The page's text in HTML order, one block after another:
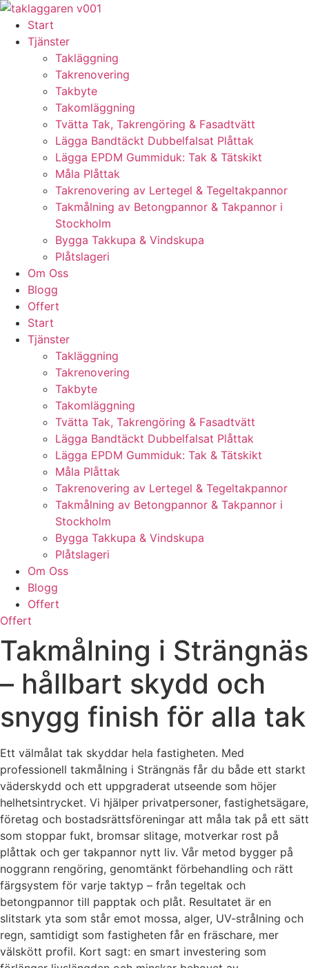
Skip
content
Start
Tjänster
Takläggning
Takrenovering
Takbyte
Takomläggning
Tvätta Tak, Takrengöring & Fasadtvätt
Lägga Bandtäckt Dubbelfalsat Plåttak
Lägga EPDM Gummiduk: Tak & Tätskikt
Måla Plåttak
Takrenovering av Lertegel & Tegeltakpannor
Takmålning av Betongpannor & Takpannor i
Stockholm
Bygga Takkupa & Vindskupa
Plåtslageri
Om Oss
Blogg
Offert
Start
Tjänster
Takläggning
Takrenovering
Takbyte
Takomläggning
Tvätta Tak, Takrengöring & Fasadtvätt
Lägga Bandtäckt Dubbelfalsat Plåttak
Lägga EPDM Gummiduk: Tak & Tätskikt
Måla Plåttak
Takrenovering av Lertegel & Tegeltakpannor
Takmålning av Betongpannor & Takpannor i
Stockholm
Bygga Takkupa & Vindskupa
Plåtslageri
Om Oss
Blogg
Offert
Offert
Takmålning i Strängnäs
– hållbart skydd och
snygg finish för alla tak
Ett välmålat tak skyddar hela fastigheten. Med
professionell takmålning i Strängnäs får du både ett starkt
väderskydd och ett uppgraderat utseende som höjer
helhetsintrycket. Vi hjälper privatpersoner, fastighetsägare,
företag och bostadsrättsföreningar att måla tak på ett sätt
som stoppar fukt, bromsar slitage, motverkar rost på
plåttak och ger takpannor nytt liv. Vår metod bygger på
noggrann rengöring, genomtänkt förbehandling och rätt
färgsystem för varje taktyp – från tegeltak och
betongpannor till papptak och plåt. Resultatet är en
slitstark yta som står emot mossa, alger, UV-strålning och
regn, samtidigt som fastigheten får en fräschare, mer
välskött profil. Kort sagt: en smart investering som